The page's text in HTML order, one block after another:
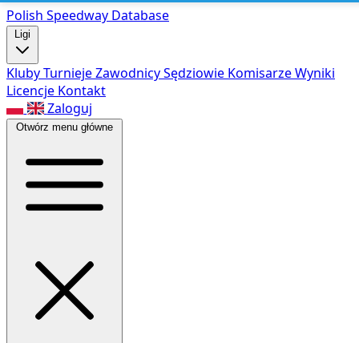
Polish Speedway Database
Ligi
KlubyTurniejeZawodnicySędziowie KomisarzeWyniki
Licencje Kontakt
Zaloguj
Otwórz menu główne